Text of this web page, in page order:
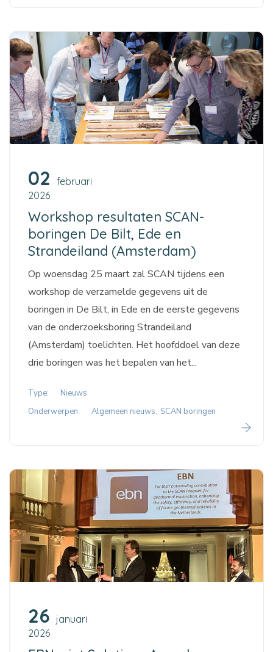
02 februari
2026
Workshop resultaten SCAN-
boringen De Bilt, Ede en
Strandeiland (Amsterdam)
Op woensdag 25 maart zal SCAN tijdens een
workshop de verzamelde gegevens uit de
boringen in De Bilt, in Ede en de eerste gegevens
van de onderzoeksboring Strandeiland
(Amsterdam) toelichten. Het hoofddoel van deze
drie boringen was het bepalen van het...
Type:
Nieuws
Onderwerpen:
Algemeen nieuws SCAN boringen
26 januari
2026